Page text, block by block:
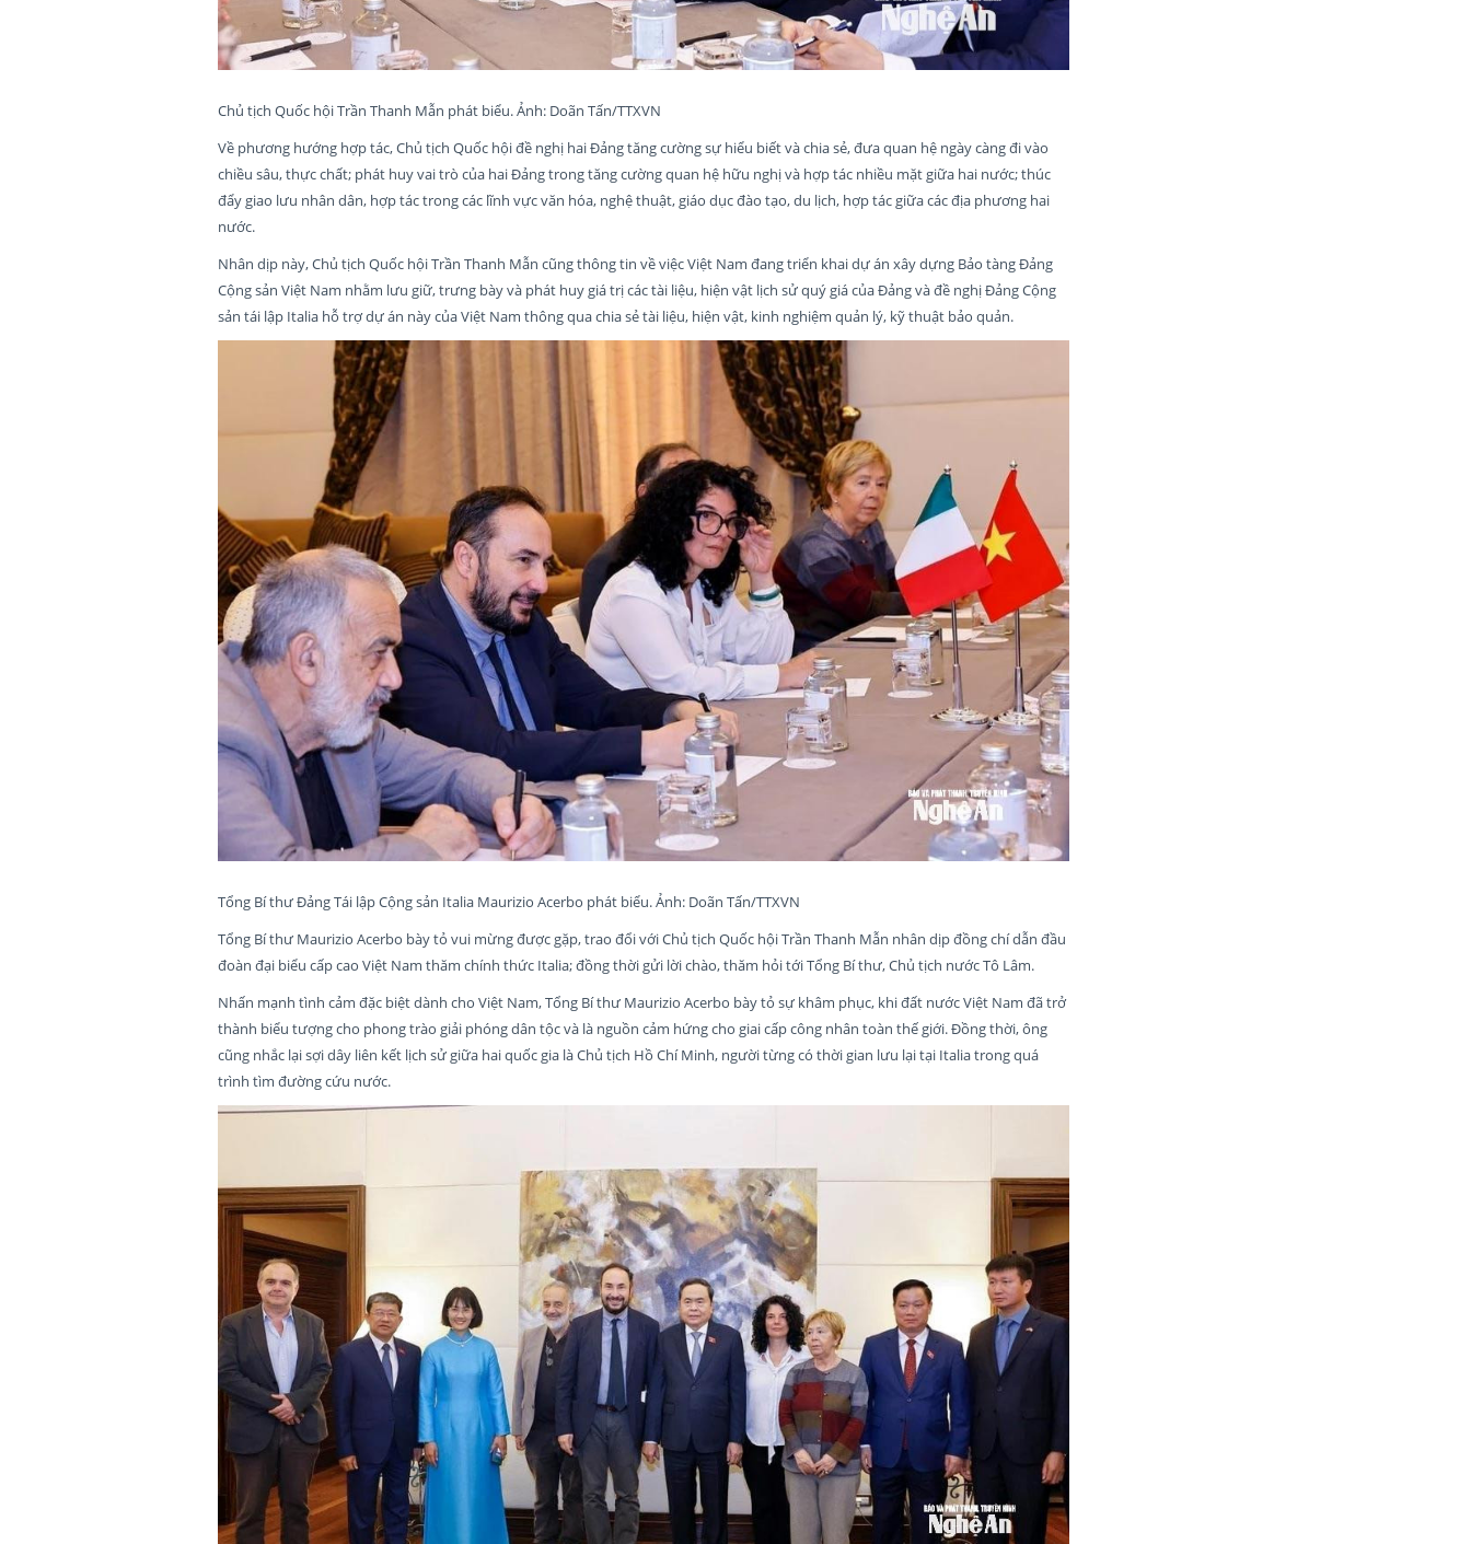
Chủ tịch Quốc hội Trần Thanh Mẫn phát biểu. Ảnh: Doãn Tấn/TTXVN
Về phương hướng hợp tác, Chủ tịch Quốc hội đề nghị hai Đảng tăng cường sự hiểu biết và chia sẻ, đưa quan hệ ngày càng đi vào
chiều sâu, thực chất; phát huy vai trò của hai Đảng trong tăng cường quan hệ hữu nghị và hợp tác nhiều mặt giữa hai nước; thúc
đẩy giao lưu nhân dân, hợp tác trong các lĩnh vực văn hóa, nghệ thuật, giáo dục đào tạo, du lịch, hợp tác giữa các địa phương hai
nước.
Nhân dịp này, Chủ tịch Quốc hội Trần Thanh Mẫn cũng thông tin về việc Việt Nam đang triển khai dự án xây dựng Bảo tàng Đảng
Cộng sản Việt Nam nhằm lưu giữ, trưng bày và phát huy giá trị các tài liệu, hiện vật lịch sử quý giá của Đảng và đề nghị Đảng Cộng
sản tái lập Italia hỗ trợ dự án này của Việt Nam thông qua chia sẻ tài liệu, hiện vật, kinh nghiệm quản lý, kỹ thuật bảo quản.
Tổng Bí thư Đảng Tái lập Cộng sản Italia Maurizio Acerbo phát biểu. Ảnh: Doãn Tấn/TTXVN
Tổng Bí thư Maurizio Acerbo bày tỏ vui mừng được gặp, trao đổi với Chủ tịch Quốc hội Trần Thanh Mẫn nhân dịp đồng chí dẫn đầu
đoàn đại biểu cấp cao Việt Nam thăm chính thức Italia; đồng thời gửi lời chào, thăm hỏi tới Tổng Bí thư, Chủ tịch nước Tô Lâm.
Nhấn mạnh tình cảm đặc biệt dành cho Việt Nam, Tổng Bí thư Maurizio Acerbo bày tỏ sự khâm phục, khi đất nước Việt Nam đã trở
thành biểu tượng cho phong trào giải phóng dân tộc và là nguồn cảm hứng cho giai cấp công nhân toàn thế giới. Đồng thời, ông
cũng nhắc lại sợi dây liên kết lịch sử giữa hai quốc gia là Chủ tịch Hồ Chí Minh, người từng có thời gian lưu lại tại Italia trong quá
trình tìm đường cứu nước.